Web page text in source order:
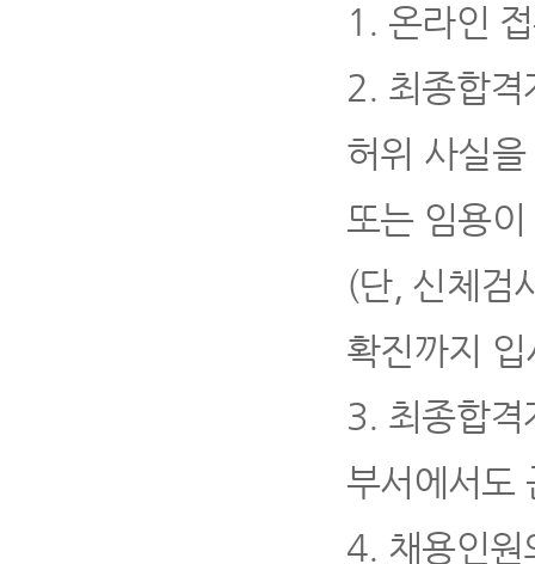
1. 온라인
2. 최종합
허위 사실
또는 임용
(단, 신체검
확진까지
3. 최종합
부서에서도
4. 채용인